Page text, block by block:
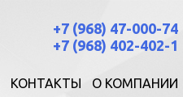
+7 (968) 47-000-74
+7 (968) 402-402-1
КОНТАКТЫ О КОМПАНИИ